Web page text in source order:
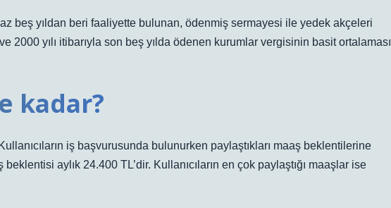
beş yıldan beri faaliyette bulunan, ödenmiş sermayesi ile yedek akçeleri
2000 yılı itibarıyla son beş yılda ödenen kurumlar vergisinin basit ortalaması
kadar?
iş başvurusunda bulunurken paylaştıkları maaş beklentilerine
aylık 24.400 TL’dir. Kullanıcıların en çok paylaştığı maaşlar ise